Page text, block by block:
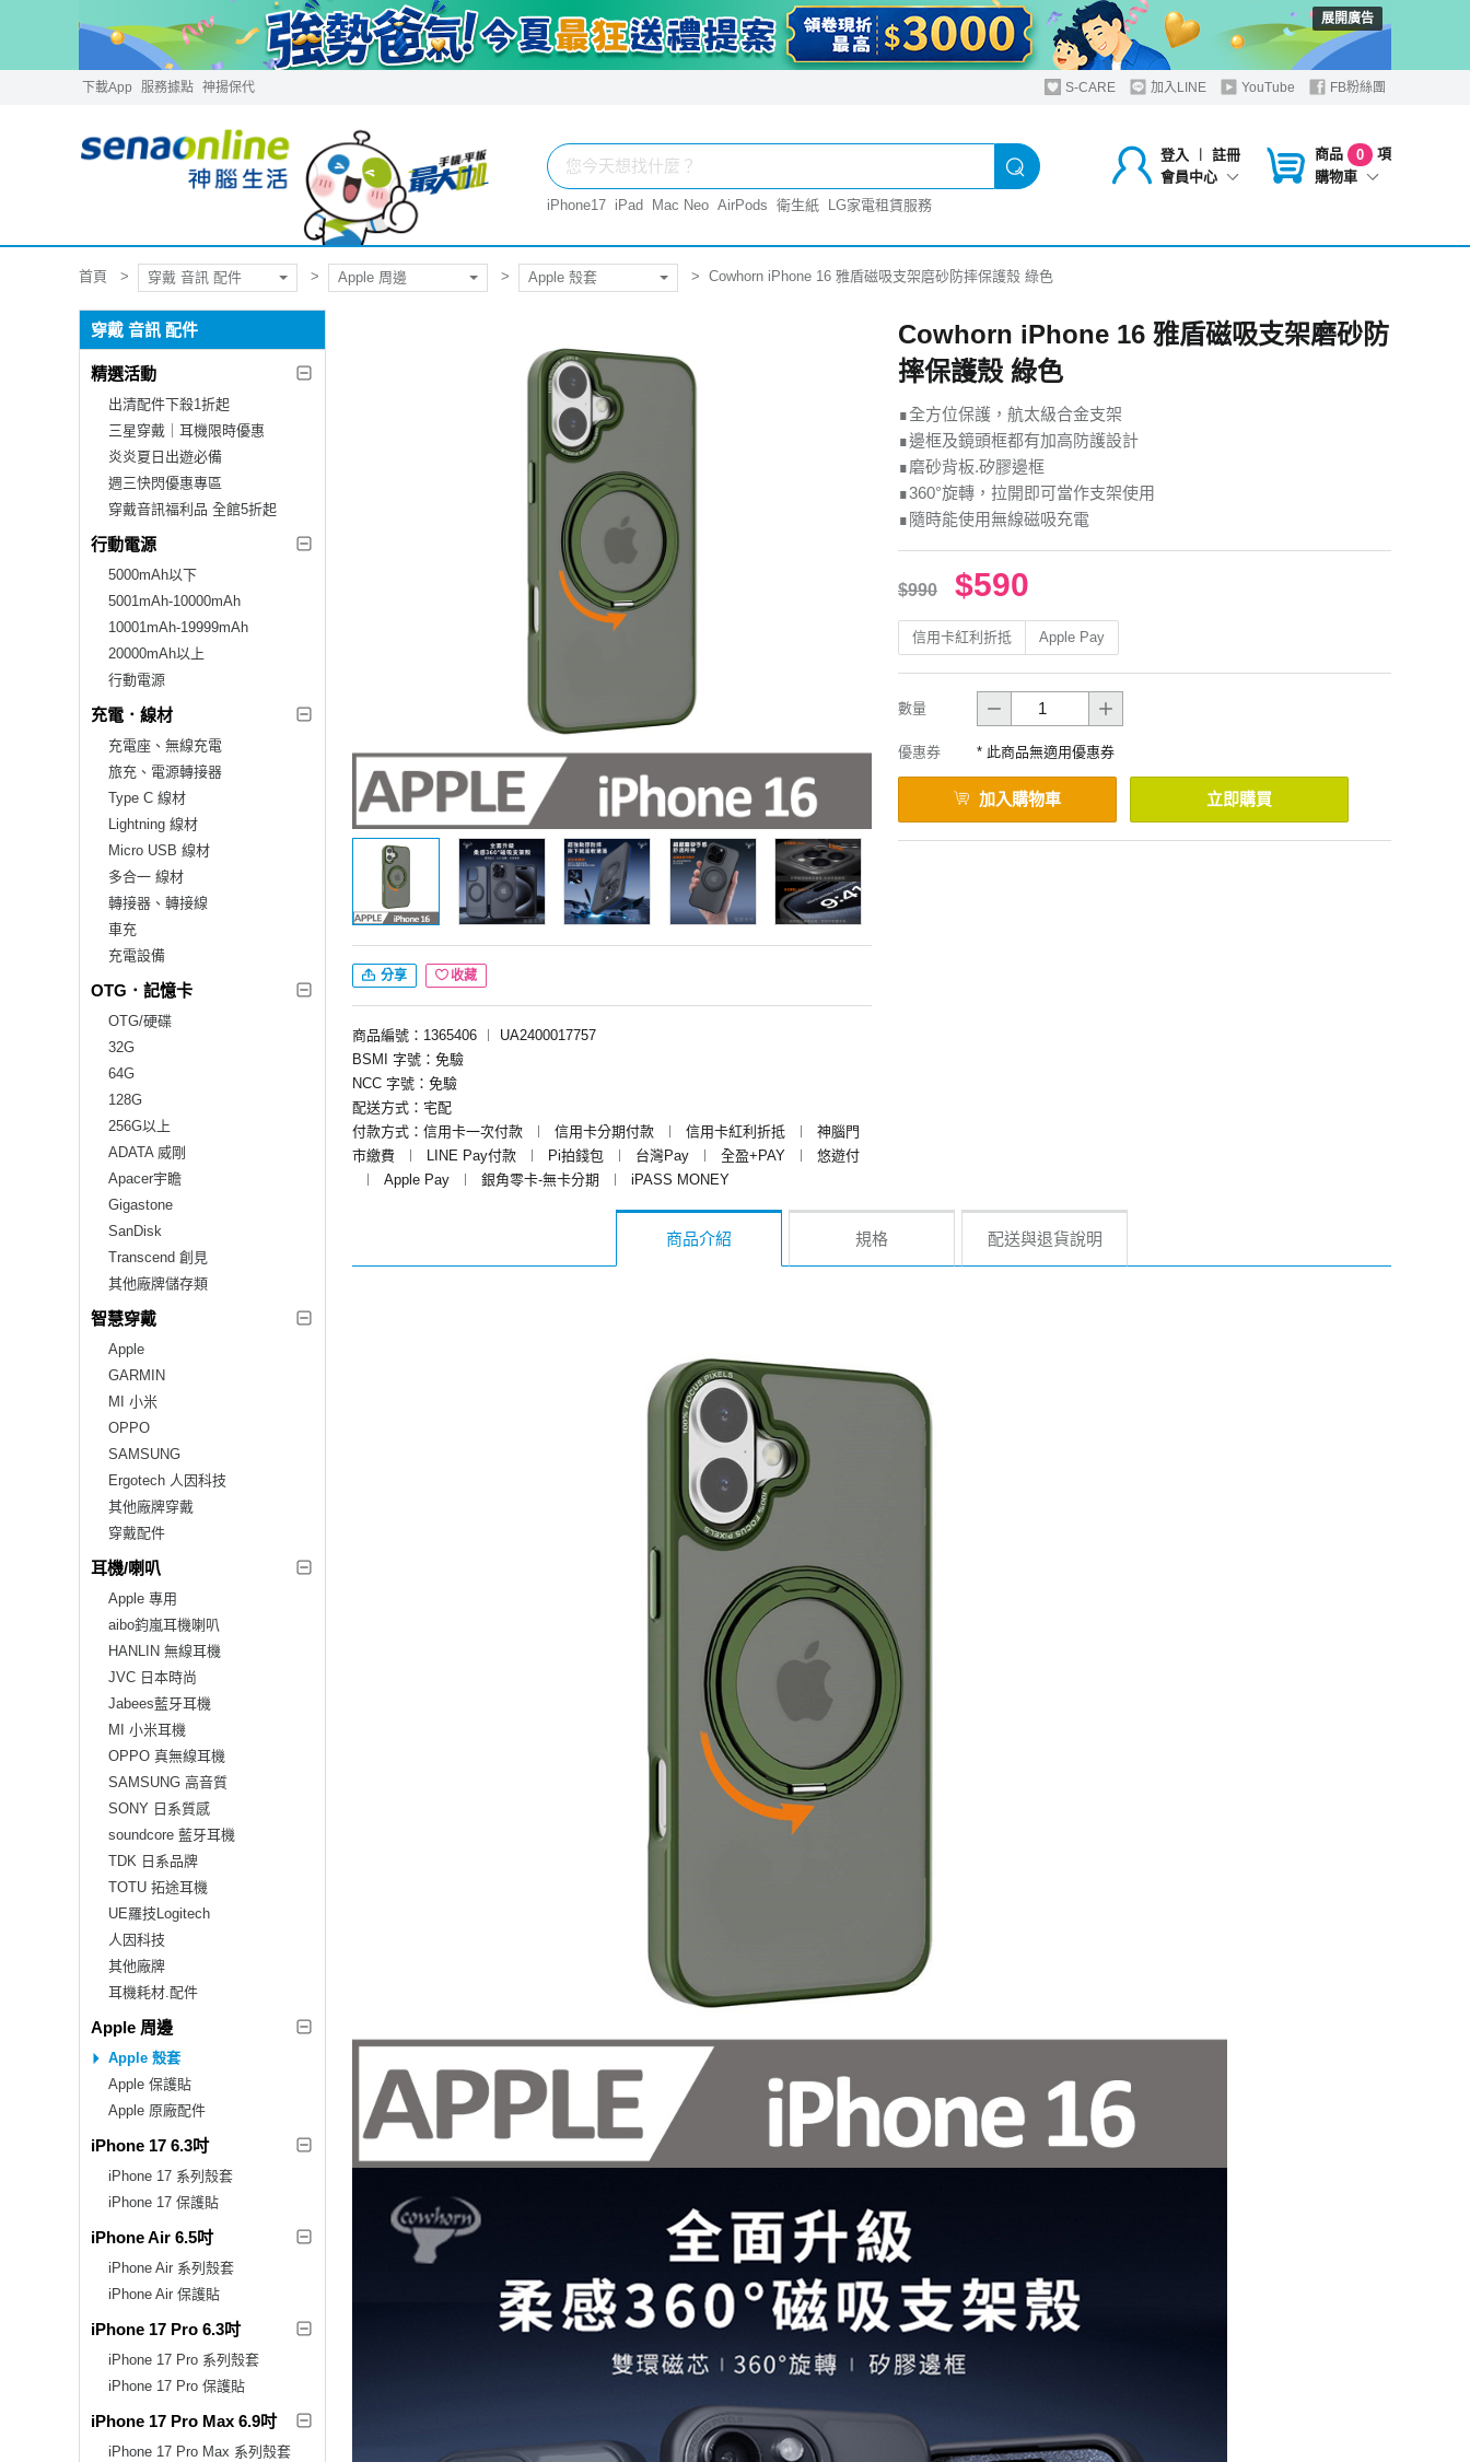
展開廣告
下載App 服務據點 神揚保代 S-CARE 加入LINE YouTube FB粉絲團
登入 ︱
註冊
會員中心
商品 0
項
購物車
iPhone17 iPad Mac Neo AirPods 衛生紙 LG家電租賃服務
首頁 穿戴 音訊 配件 Apple 周邊 Apple 殼套 Cowhorn iPhone 16 雅盾磁吸支架磨砂防摔保護殼 綠色
穿戴 音訊 配件
精選活動
出清配件下殺1折起
三星穿戴｜耳機限時優惠
炎炎夏日出遊必備
週三快閃優惠專區
穿戴音訊福利品 全館5折起
行動電源
5000mAh以下
5001mAh-10000mAh
10001mAh-19999mAh
20000mAh以上
行動電源
充電．線材
充電座、無線充電
旅充、電源轉接器
Type C 線材
Lightning 線材
Micro USB 線材
多合一 線材
轉接器、轉接線
車充
充電設備
OTG．記憶卡
OTG/硬碟
32G
64G
128G
256G以上
ADATA 威剛
Apacer宇瞻
Gigastone
SanDisk
Transcend 創見
其他廠牌儲存類
智慧穿戴
Apple
GARMIN
MI 小米
OPPO
SAMSUNG
Ergotech 人因科技
其他廠牌穿戴
穿戴配件
耳機/喇叭
Apple 專用
aibo鈞嵐耳機喇叭
HANLIN 無線耳機
JVC 日本時尚
Jabees藍牙耳機
MI 小米耳機
OPPO 真無線耳機
SAMSUNG 高音質
SONY 日系質感
soundcore 藍牙耳機
TDK 日系品牌
TOTU 拓途耳機
UE羅技Logitech
人因科技
其他廠牌
耳機耗材.配件
Apple 周邊
Apple 殼套
Apple 保護貼
Apple 原廠配件
iPhone 17 6.3吋
iPhone 17 系列殼套
iPhone 17 保護貼
iPhone Air 6.5吋
iPhone Air 系列殼套
iPhone Air 保護貼
iPhone 17 Pro 6.3吋
iPhone 17 Pro 系列殼套
iPhone 17 Pro 保護貼
iPhone 17 Pro Max 6.9吋
iPhone 17 Pro Max 系列殼套
分享 收藏
商品編號：1365406 ︱
UA2400017757
BSMI 字號：免驗
NCC 字號：免驗
配送方式：宅配
付款方式：信用卡一次付款
︱ 信用卡分期付款 ︱ 信用卡紅利折抵 ︱
神腦門
市繳費
︱ LINE Pay付款 ︱ Pi拍錢包 ︱ 台灣Pay ︱ 全盈+PAY ︱
悠遊付
︱
Apple Pay ︱ 銀角零卡-無卡分期 ︱ iPASS MONEY
Cowhorn iPhone 16 雅盾磁吸支架磨砂防
摔保護殼 綠色
∎全方位保護，航太級合金支架
∎邊框及鏡頭框都有加高防護設計
∎磨砂背板.矽膠邊框
∎360°旋轉，拉開即可當作支架使用
∎隨時能使用無線磁吸充電
$990 $590
信用卡紅利折抵 Apple Pay
數量
優惠券 * 此商品無適用優惠券
加入購物車 立即購買
商品介紹 規格 配送與退貨說明